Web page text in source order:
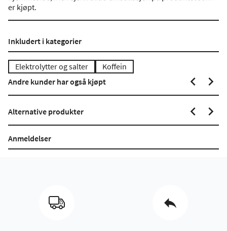
er kjøpt.
Inkludert i kategorier
Elektrolytter og salter
Koffein
Andre kunder har også kjøpt
Alternative produkter
Anmeldelser